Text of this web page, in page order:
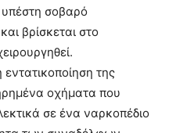
σοβαρό
βρίσκεται στο
της
οχήματα που
σε ένα ναρκοπέδιο